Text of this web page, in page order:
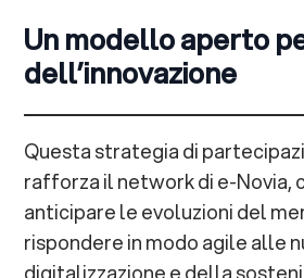
Un modello aperto
dell’innovazione
Questa strategia di
rafforza il network di e-Novia,
anticipare le evoluzioni del
rispondere in modo agile alle
digitalizzazione e della